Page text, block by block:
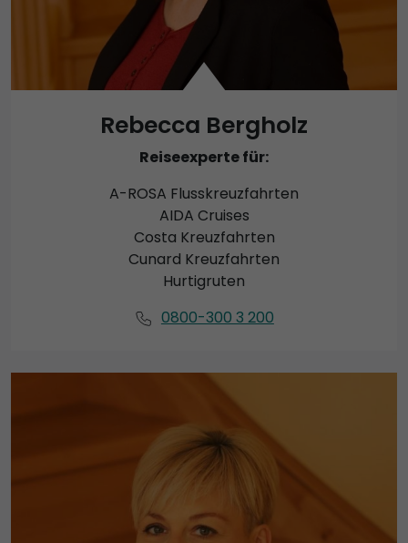
Rebecca Bergholz
Reiseexperte für:
A-ROSA Flusskreuzfahrten
AIDA Cruises
Costa Kreuzfahrten
Cunard Kreuzfahrten
Hurtigruten
0800-300 3 200